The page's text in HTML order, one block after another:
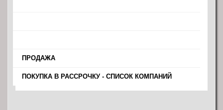
ПРОДАЖА
ПОКУПКА В РАССРОЧКУ - СПИСОК КОМПАНИЙ